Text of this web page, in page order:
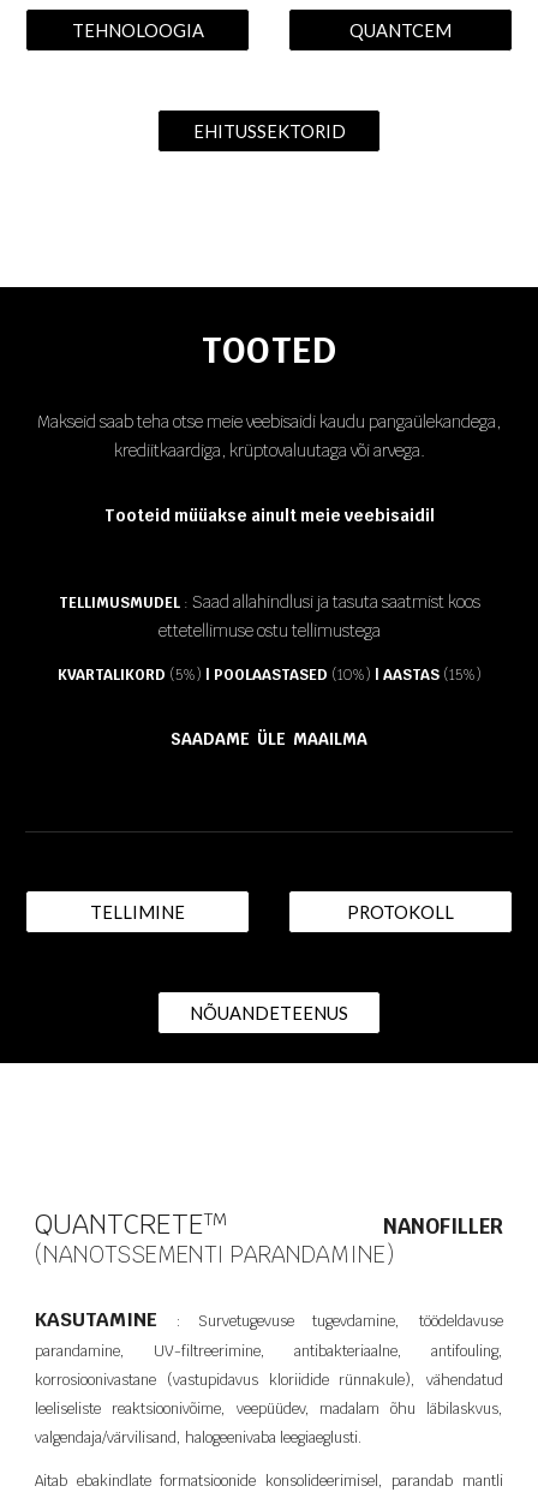
TEHNOLOOGIA QUANTCEM
EHITUSSEKTORID
TOOTED
Makseid saab teha otse meie veebisaidi kaudu pangaülekandega,
krediitkaardiga, krüptovaluutaga või arvega.
Tooteid müüakse ainult meie veebisaidil
TELLIMUSMUDEL : Saad allahindlusi ja tasuta saatmist koos
ettetellimuse ostu tellimustega
KVARTALIKORD (5%) | POOLAASTASED (10%) | AASTAS (15%)
SAADAME ÜLE MAAILMA
TELLIMINE PROTOKOLL
NÕUANDETEENUS
QUANTCRETET​M NANOFILLER
(NANOTSSEMENTI PARANDAMINE)
KASUTAMINE : Survetugevuse tugevdamine, töödeldavuse
parandamine, UV-filtreerimine, antibakteriaalne, antifouling,
korrosioonivastane (vastupidavus kloriidide rünnakule), vähendatud
leeliseliste reaktsioonivõime, veepüüdev, madalam õhu läbilaskvus,
valgendaja/värvilisand, halogeenivaba leegiaeglusti.
Aitab ebakindlate formatsioonide konsolideerimisel, parandab mantli